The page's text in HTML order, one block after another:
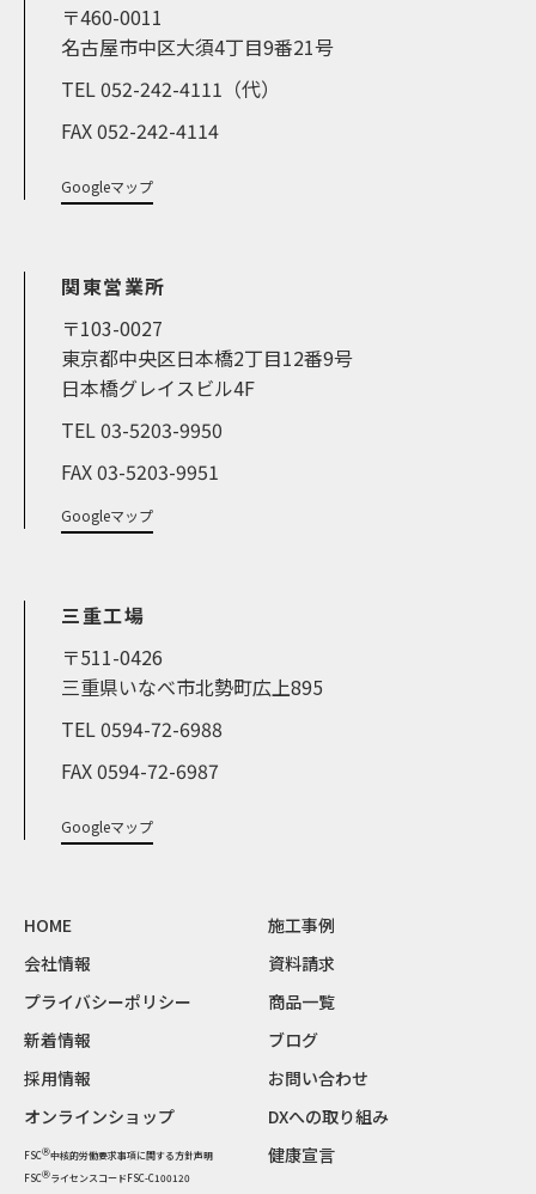
〒460-0011
名古屋市中区大須4丁目9番21号
TEL 052-242-4111（代）
FAX 052-242-4114
Googleマップ
関東営業所
〒103-0027
東京都中央区日本橋2丁目12番9号
日本橋グレイスビル4F
TEL 03-5203-9950
FAX 03-5203-9951
Googleマップ
三重工場
〒511-0426
三重県いなべ市北勢町広上895
TEL 0594-72-6988
FAX 0594-72-6987
Googleマップ
HOME
施工事例
会社情報
資料請求
プライバシーポリシー
商品一覧
新着情報
ブログ
採用情報
お問い合わせ
オンラインショップ
DXへの取り組み
FSCⓇ中核的労働要求事項に関する方針声明
FSCⓇライセンスコードFSC-C100120
健康宣言